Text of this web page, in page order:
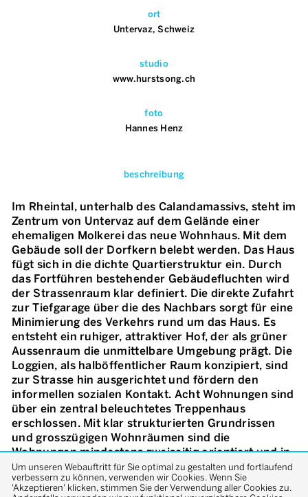
ort
Untervaz, Schweiz
studio
www.hurstsong.ch
foto
Hannes Henz
beschreibung
Im Rheintal, unterhalb des Calandamassivs, steht im
Zentrum von Untervaz auf dem Gelände einer
ehemaligen Molkerei das neue Wohnhaus. Mit dem
Gebäude soll der Dorfkern belebt werden. Das Haus
fügt sich in die dichte Quartierstruktur ein. Durch
das Fortführen bestehender Gebäudefluchten wird
der Strassenraum klar definiert. Die direkte Zufahrt
zur Tiefgarage über die des Nachbars sorgt für eine
Minimierung des Verkehrs rund um das Haus. Es
entsteht ein ruhiger, attraktiver Hof, der als grüner
Aussenraum die unmittelbare Umgebung prägt. Die
Loggien, als halböffentlicher Raum konzipiert, sind
zur Strasse hin ausgerichtet und fördern den
informellen sozialen Kontakt. Acht Wohnungen sind
über ein zentral beleuchtetes Treppenhaus
erschlossen. Mit klar strukturierten Grundrissen
und grosszügigen Wohnräumen sind die
Wohnungen mindestens zweiseitig orientiert und in
einen Tag- und Nachtbereich unterteilt. Die
Aussenwände aus Einsteinmauerwerk sind als
Um unseren Webauftritt für Sie optimal zu gestalten und fortlaufend
verbessern zu können, verwenden wir Cookies. Wenn Sie
'Akzeptieren' klicken, stimmen Sie der Verwendung aller Cookies zu.